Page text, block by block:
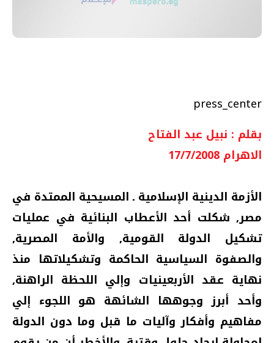
press_center
بقلم : نبيل عبد الفتاح
الاهرام 17/7/2008
الأزمة الدينية الإسلامية ـ المسيحية الممتدة في
مصر‏,‏ شكلت أحد الأعطاب البنائية في عمليات
تشكيل الدولة القومية‏,‏ والأمة المصرية‏,‏
والصفوة السياسية الحاكمة وتشكيلاتها منذ
نهاية عقد الأربعينيات وإلي اللحظة الراهنة‏,‏
وأحد أبرز وجوهها الشائهة هو اللجوء إلي
مفاهيم وأفكار وآليات ما قبل وما دون الدولة